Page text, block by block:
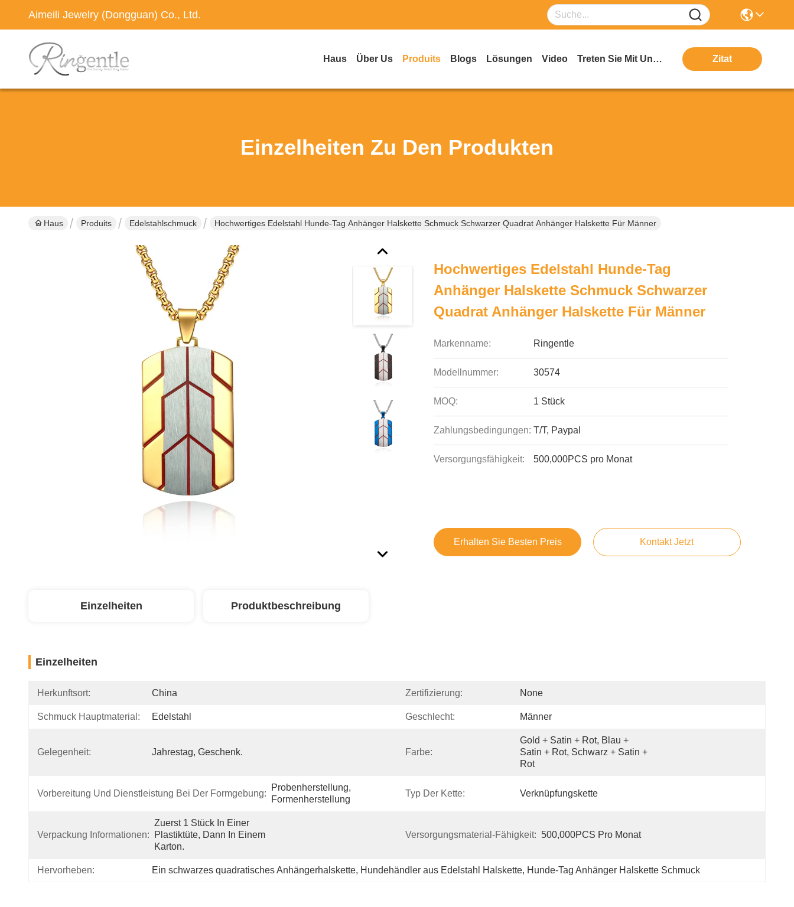
Aimeili Jewelry (Dongguan) Co., Ltd.
Haus Über Us Produits Blogs Lösungen Video Treten Sie Mit Uns In Verbindung Zitat
Einzelheiten Zu Den Produkten
Haus Produits Edelstahlschmuck Hochwertiges Edelstahl Hunde-Tag Anhänger Halskette Schmuck Schwarzer Quadrat Anhänger Halskette Für Männer
Hochwertiges Edelstahl Hunde-Tag
Anhänger Halskette Schmuck Schwarzer
Quadrat Anhänger Halskette Für Männer
Markenname: Ringentle
Modellnummer: 30574
MOQ: 1 Stück
Zahlungsbedingungen: T/T, Paypal
Versorgungsfähigkeit: 500,000PCS pro Monat
Erhalten Sie Besten Preis Kontakt Jetzt
Einzelheiten Produktbeschreibung
Einzelheiten
Herkunftsort: China Zertifizierung: None
Schmuck Hauptmaterial: Edelstahl Geschlecht: Männer
Gelegenheit: Jahrestag, Geschenk. Farbe:
Gold + Satin + Rot, Blau +
Satin + Rot, Schwarz + Satin +
Rot
Vorbereitung Und Dienstleistung Bei Der Formgebung:
Probenherstellung,
Formenherstellung
Typ Der Kette: Verknüpfungskette
Verpackung Informationen:
Zuerst 1 Stück In Einer
Plastiktüte, Dann In Einem
Karton.
Versorgungsmaterial-Fähigkeit: 500,000PCS Pro Monat
Hervorheben: Ein schwarzes quadratisches Anhängerhalskette, Hundehändler aus Edelstahl Halskette, Hunde-Tag Anhänger Halskette Schmuck